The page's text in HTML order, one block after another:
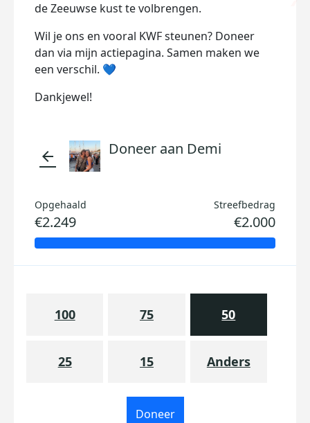
de Zeeuwse kust te volbrengen.
Wil je ons en vooral KWF steunen? Doneer
dan via mijn actiepagina. Samen maken we
een verschil. 💙
Dankjewel!
arrow_back Doneer aan Demi
Opgehaald
€2.249
Streefbedrag
€2.000
100 75 50
25 15 Anders
Doneer